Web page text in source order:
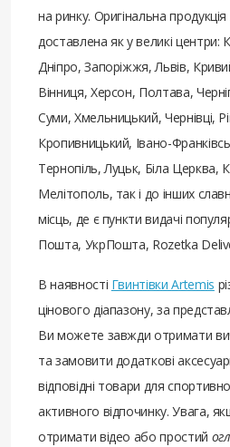
на ринку. Оригінальна
доставлена ​​як у великі центри:
Дніпро, Запоріжжя, Львів,
Вінниця, Херсон, Полтава,
Суми, Хмельницький, Чернівці,
Кропивницький, Івано-
Тернопіль, Луцьк, Біла Церква,
Мелітополь, так і до інших
місць, де є пункти видачі
Пошта, УкрПошта, Rozetka
В наявності Гвинтівки Artemis
цінового діапазону, за
Ви можете завжди отримати
та замовити додаткові
відповідні товари для
активного відпочинку. Увага,
отримати відео або простий